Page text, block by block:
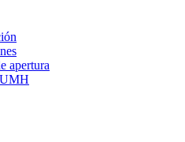
apertura